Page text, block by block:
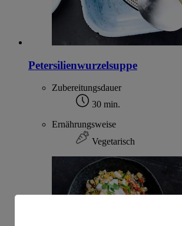
Petersilienwurzelsuppe
Zubereitungsdauer
30 min.
Ernährungsweise
Vegetarisch